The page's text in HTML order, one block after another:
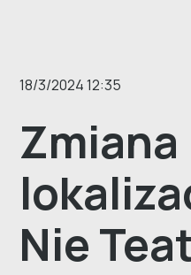
18/3/2024 12:35
Zmiana
Nie